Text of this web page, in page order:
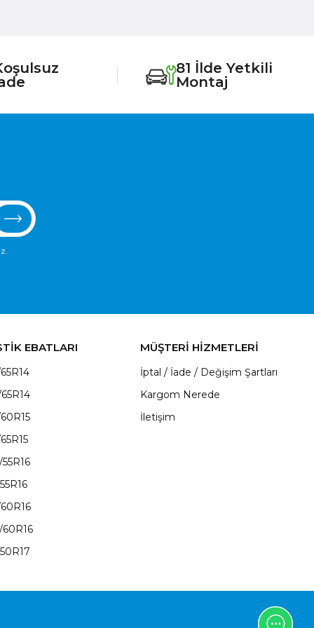
81 İlde Yetkili
Montaj
EBATLARI MÜŞTERİ HİZMETLERİ
İptal / İade / Değişim Şartları
Kargom Nerede
İletişim